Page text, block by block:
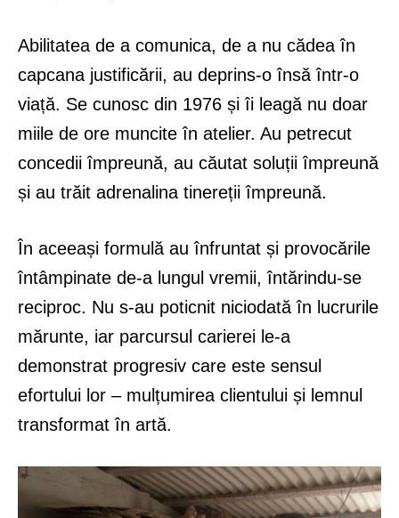
Abilitatea de a comunica, de a nu cădea în
capcana justificării, au deprins-o însă într-o
viață. Se cunosc din 1976 și îi leagă nu doar
miile de ore muncite în atelier. Au petrecut
concedii împreună, au căutat soluții împreună
și au trăit adrenalina tinereții împreună.
În aceeași formulă au înfruntat și provocările
întâmpinate de-a lungul vremii, întărindu-se
reciproc. Nu s-au poticnit niciodată în lucrurile
mărunte, iar parcursul carierei le-a
demonstrat progresiv care este sensul
efortului lor – mulțumirea clientului și lemnul
transformat în artă.